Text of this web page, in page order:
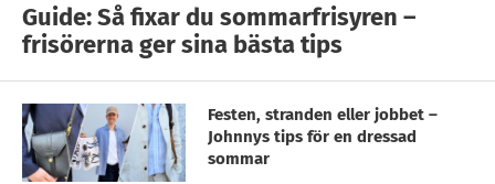
Guide: Så fixar du sommarfrisyren –
frisörerna ger sina bästa tips
Festen, stranden eller jobbet –
Johnnys tips för en dressad
sommar